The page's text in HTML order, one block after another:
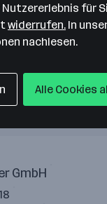
GmbH
für
widerrufen. In
nachlesen.
Alle Cookies